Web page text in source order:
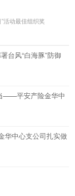
活动最佳组织奖
台风“白海豚”防御
——平安产险金华中
华中心支公司扎实做